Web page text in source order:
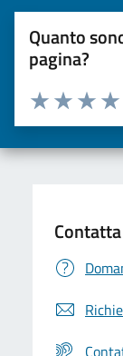
Quanto
pagina?
Valuta da 1 a 5
Valuta
Valuta 2
Valuta una